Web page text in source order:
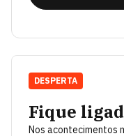
Fique
Nos acontecimentos
DESPERTA